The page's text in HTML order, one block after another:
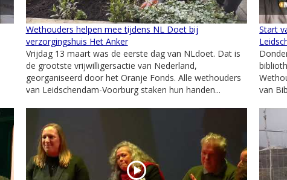
Wethouders helpen mee tijdens NL Doet bij
verzorgingshuis Het Anker
Vrijdag 13 maart was de eerste dag van NLdoet. Dat is
de grootste vrijwilligersactie van Nederland,
georganiseerd door het Oranje Fonds. Alle wethouders
van Leidschendam-Voorburg staken hun handen...
Start
van